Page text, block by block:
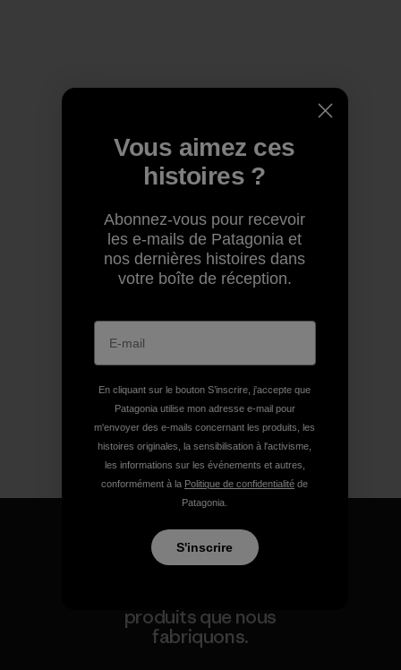
produits que nous
fabriquons.
Vous aimez ces
histoires ?
Abonnez-vous pour recevoir
les e-mails de Patagonia et
nos dernières histoires dans
votre boîte de réception.
En cliquant sur le bouton S’inscrire, j'accepte que
Patagonia utilise mon adresse e-mail pour
m'envoyer des e-mails concernant les produits, les
histoires originales, la sensibilisation à l'activisme,
les informations sur les événements et autres,
conformément à la Politique de confidentialité de
Patagonia.
S'inscrire